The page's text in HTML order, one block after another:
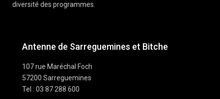
diversité des programmes.
Antenne de Sarreguemines et Bitche
107 rue Maréchal Foch
57200 Sarreguemines
Tel : 03 87 288 600